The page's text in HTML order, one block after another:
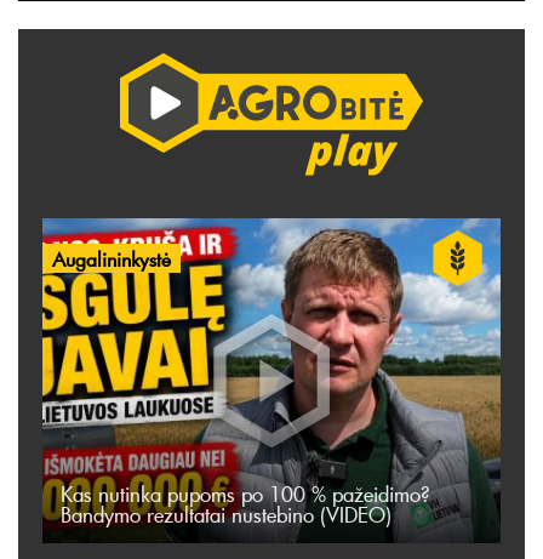
Augalininkystė
Kas nutinka pupoms po 100 % pažeidimo?
Bandymo rezultatai nustebino (VIDEO)